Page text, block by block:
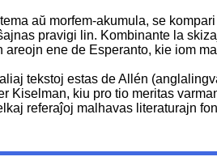
aŭ morfem-akumula, se
pravigi lin. Kombinante la
ene de Esperanto, kie iom
tekstoj estas de Allén
Kiselman, kiu pro tio meritas
referaĵoj malhavas literaturajn